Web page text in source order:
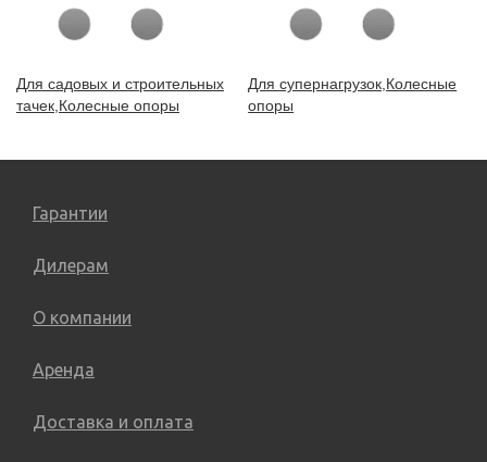
Для садовых и строительных
тачек,Колесные опоры
Для супернагрузок,Колесные
опоры
Гарантии
Дилерам
О компании
Аренда
Доставка и оплата